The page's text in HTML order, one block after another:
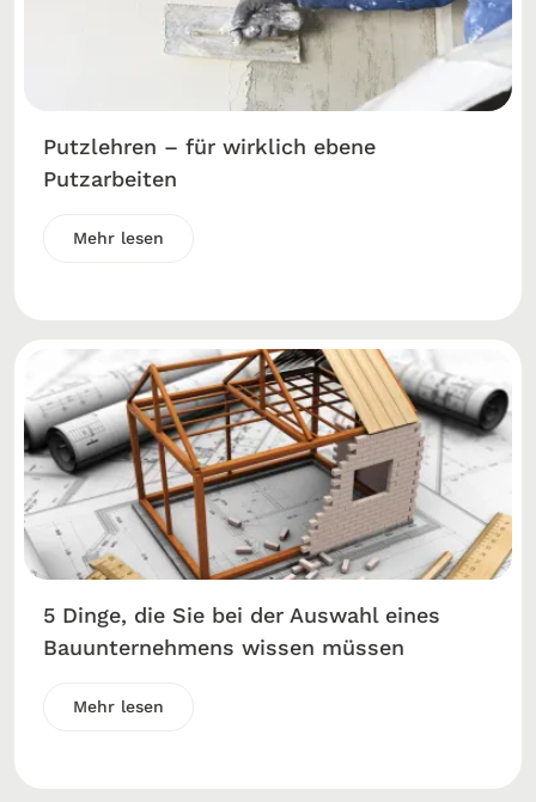
Putzlehren – für wirklich ebene
Putzarbeiten
Mehr lesen
5 Dinge, die Sie bei der Auswahl eines
Bauunternehmens wissen müssen
Mehr lesen